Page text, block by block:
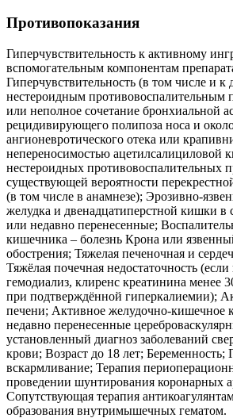
Противопоказания
Гиперчувствительность к активному
вспомогательным компонентам
Гиперчувствительность (в том числе и к
нестероидным противовоспалительным
или неполное сочетание бронхиальной
рецидивирующего полипоза носа и
ангионевротического отека или
непереносимостью ацетилсалициловой
нестероидных противовоспалительных
существующей вероятности
(в том числе в анамнезе); Эрозивно-
желудка и двенадцатиперстной кишки в
или недавно перенесенные;
кишечника – болезнь Крона или
обострения; Тяжелая печеночная и
Тяжёлая почечная недостаточность
гемодиализ, клиренс креатинина менее
при подтверждённой гиперкалиемии);
печени; Активное желудочно-кишечное
недавно перенесенные
установленный диагноз заболеваний
крови; Возраст до 18 лет; Беременность;
вскармливание; Терапия
проведении шунтирования коронарных
Сопутствующая терапия
образования внутримышечных гематом.